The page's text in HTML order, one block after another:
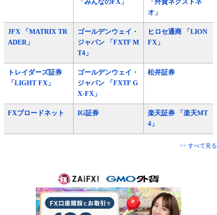
「みんなのFX」
「外貨ネクストネ
オ」
JFX 「MATRIX TR
ADER」
ゴールデンウェイ・
ジャパン 「FXTF M
T4」
ヒロセ通商 「LION
FX」
トレイダーズ証券
「LIGHT FX」
ゴールデンウェイ・
ジャパン 「FXTF G
X-FX」
松井証券
FXブロードネット IG証券
楽天証券 「楽天MT
4」
>> すべて見る